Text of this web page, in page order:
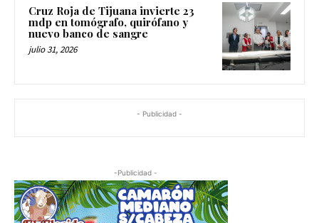
Cruz Roja de Tijuana invierte 23
mdp en tomógrafo, quirófano y
nuevo banco de sangre
julio 31, 2026
- Publicidad -
-Publicidad -